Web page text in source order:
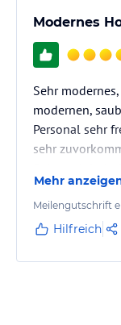
Modernes
Sehr
modernen,
Personal sehr
sehr
Viele Bars /
Mehr
Meilengutschrift
Hilfreich